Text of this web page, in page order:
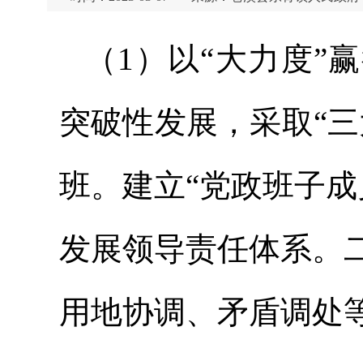
（1）以“大力度”
突破性发展，采取“
班。建立“党政班子
发展领导责任体系。
用地协调、矛盾调处